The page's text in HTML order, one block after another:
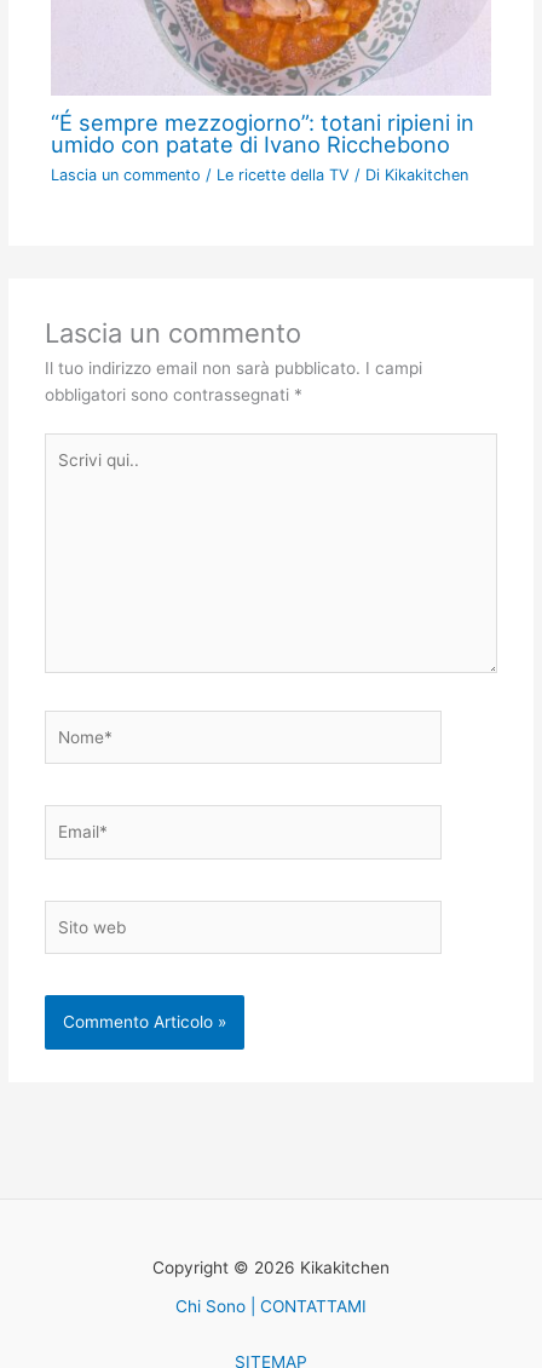
“É sempre mezzogiorno”: totani ripieni in
umido con patate di Ivano Ricchebono
Lascia un commento / Le ricette della TV / Di Kikakitchen
Lascia un commento
Il tuo indirizzo email non sarà pubblicato. I campi
obbligatori sono contrassegnati *
qui..
web
Copyright © 2026 Kikakitchen
Chi Sono | CONTATTAMI
SITEMAP